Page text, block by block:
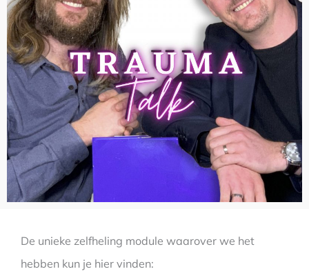
De unieke zelfheling module waarover we het
hebben kun je hier vinden: